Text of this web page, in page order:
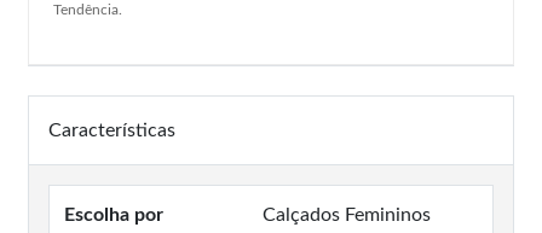
Tendência.
Características
Escolha por Calçados Femininos